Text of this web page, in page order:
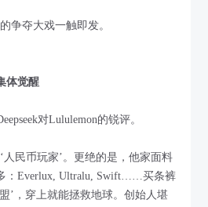
争夺大戏一触即发。
体觉醒
对Lululemon的锐评。
人民币玩家’。更绝的是，他家面料
：Everlux, Ultralu, Swift……买条裤
’，穿上就能拯救地球。创始人堪